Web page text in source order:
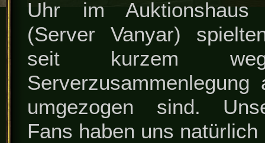
Uhr im
(Server Vanyar)
seit kurzem
Serverzusammenlegung
umgezogen sind.
Fans haben uns natürlich